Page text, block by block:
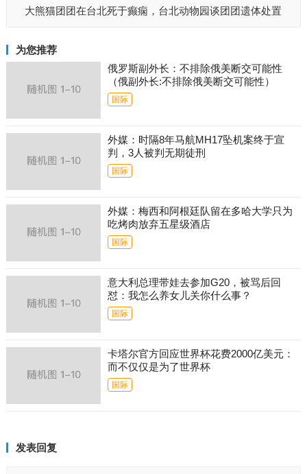
大熊猫团团在台北死于癫痫，台北动物园谈团团遗体处置
为您推荐
俄罗斯副外长：不排除俄美断交可能性
（俄副外长:不排除俄美断交可能性）
国际
外媒：时隔8年马航MH17坠机案终于宣
判，3人被判无期徒刑
国际
外媒：梅西和阿根廷队留在多哈大学只为
吃烤肉放弃五星级酒店
国际
意大利总理带娃去参加G20，被骂后回
怼：我怎么养女儿关你什么事？
国际
卡塔尔官方回应世界杯花费2000亿美元：
而不仅仅是为了世界杯
国际
发表回复